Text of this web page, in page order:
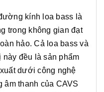
kính loa bass là
trong không gian đạt
hảo. Cả loa bass và
này đều là sản phẩm
dưới công nghệ
âm thanh của CAVS